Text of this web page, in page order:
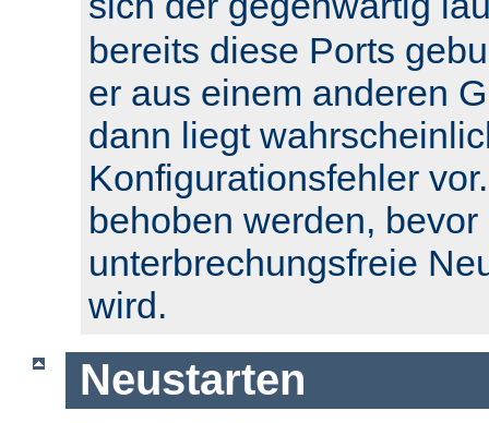
bereits diese Ports
er aus einem anderen
dann liegt
Konfigurationsfehler
behoben werden, bevor
unterbrechungsfreie
wird.
Neustarten